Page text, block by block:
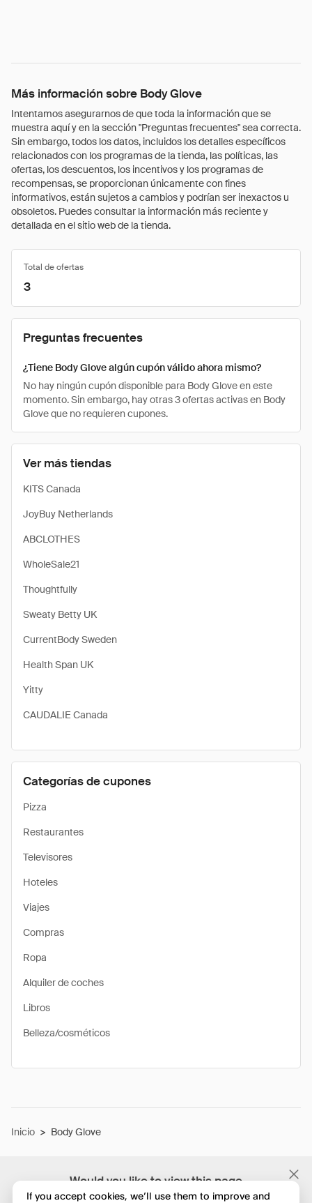
Would you like to view this page
in English?
Más información sobre Body Glove
Intentamos asegurarnos de que toda la información que se
muestra aquí y en la sección "Preguntas frecuentes" sea correcta.
Sin embargo, todos los datos, incluidos los detalles específicos
relacionados con los programas de la tienda, las políticas, las
ofertas, los descuentos, los incentivos y los programas de
recompensas, se proporcionan únicamente con fines
informativos, están sujetos a cambios y podrían ser inexactos u
obsoletos. Puedes consultar la información más reciente y
detallada en el sitio web de la tienda.
Ver más tiendas
KITS Canada
JoyBuy Netherlands
ABCLOTHES
WholeSale21
Thoughtfully
Sweaty Betty UK
CurrentBody Sweden
Health Span UK
Yitty
CAUDALIE Canada
Categorías de cupones
Pizza
Restaurantes
Televisores
Hoteles
Viajes
Compras
Ropa
Alquiler de coches
Libros
Belleza/cosméticos
Total de ofertas
3
Preguntas frecuentes
¿Tiene Body Glove algún cupón válido ahora mismo?
No hay ningún cupón disponible para Body Glove en este
momento. Sin embargo, hay otras 3 ofertas activas en Body
Glove que no requieren cupones.
Inicio > Body Glove
If you accept cookies, we’ll use them to improve and